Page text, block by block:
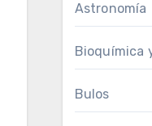
Astronomía
Bioquímica
Bulos